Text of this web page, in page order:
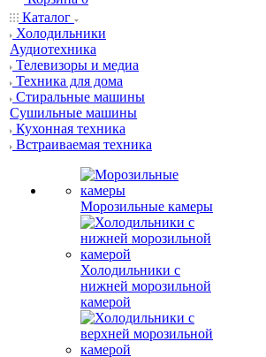
Каталог
Холодильники
Аудиотехника
Телевизоры и медиа
Техника для дома
Стиральные машины
Сушильные машины
Кухонная техника
Встраиваемая техника
Морозильные камеры
Холодильники с
нижней морозильной
камерой